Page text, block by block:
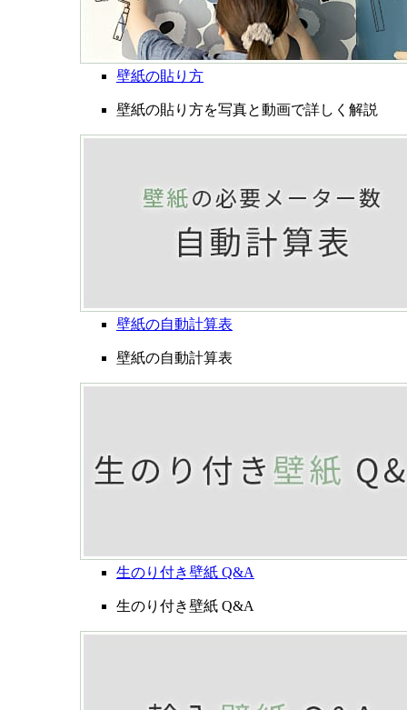
壁紙の貼り方
壁紙の貼り方を写真と動画で詳しく解説
壁紙の自動計算表
壁紙の自動計算表
生のり付き壁紙 Q&A
生のり付き壁紙 Q&A